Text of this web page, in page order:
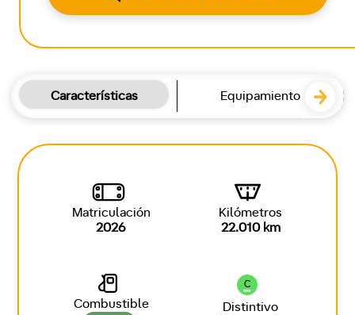
Características Equipamiento
Matriculación
2026
Kilómetros
22.010 km
Combustible
C
Distintivo